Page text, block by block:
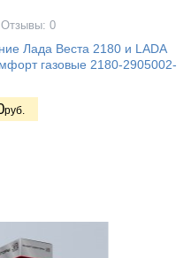
Отзывы: 0
Лада Веста 2180 и LADA
газовые 2180-2905002-
руб.